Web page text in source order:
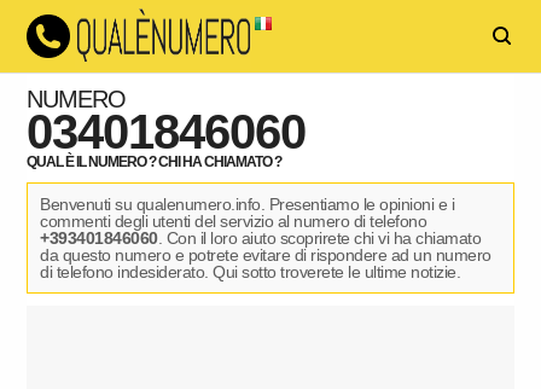
NUMERO
03401846060
QUAL È IL NUMERO ? CHI HA CHIAMATO ?
Benvenuti su qualenumero.info. Presentiamo le opinioni e i
commenti degli utenti del servizio al numero di telefono
+393401846060. Con il loro aiuto scoprirete chi vi ha chiamato
da questo numero e potrete evitare di rispondere ad un numero
di telefono indesiderato. Qui sotto troverete le ultime notizie.